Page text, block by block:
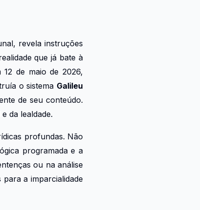
revela instruções
que já bate à
12 de maio de 2026,
o sistema Galileu
de seu conteúdo.
da lealdade.
profundas. Não
programada e a
ou na análise
a imparcialidade